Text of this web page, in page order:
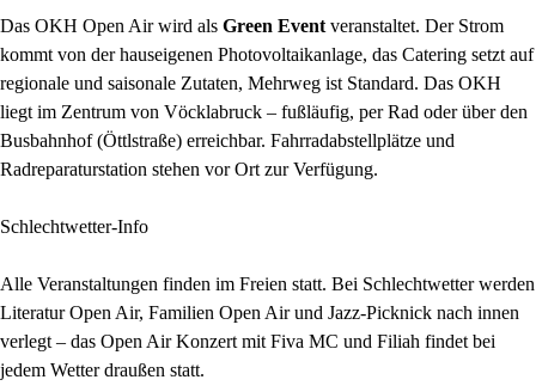
Das OKH Open Air wird als Green Event veranstaltet. Der Strom
kommt von der hauseigenen Photovoltaikanlage, das Catering setzt auf
regionale und saisonale Zutaten, Mehrweg ist Standard. Das OKH
liegt im Zentrum von Vöcklabruck – fußläufig, per Rad oder über den
Busbahnhof (Öttlstraße) erreichbar. Fahrradabstellplätze und
Radreparaturstation stehen vor Ort zur Verfügung.
Schlechtwetter-Info
Alle Veranstaltungen finden im Freien statt. Bei Schlechtwetter werden
Literatur Open Air, Familien Open Air und Jazz-Picknick nach innen
verlegt – das Open Air Konzert mit Fiva MC und Filiah findet bei
jedem Wetter draußen statt.